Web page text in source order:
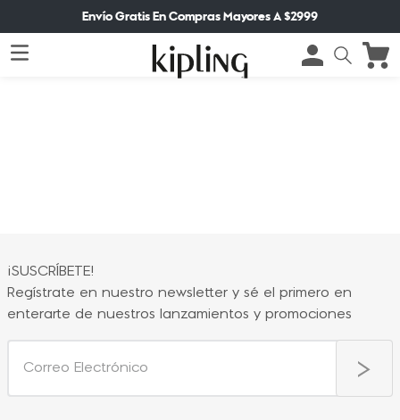
Envío Gratis En Compras Mayores A $2999
¡SUSCRÍBETE!
Regístrate en nuestro newsletter y sé el primero en
enterarte de nuestros lanzamientos y promociones